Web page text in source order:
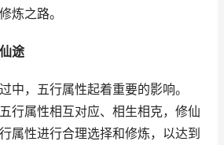
炼之路。
途
中，五行属性起着重要的影响。
行属性相互对应、相生相克，修仙
属性进行合理选择和修炼，以达到